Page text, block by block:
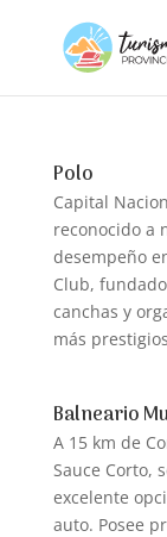
Polo
Capital
reconocido a
desempeño
Club,
canchas y
más
Balneario
A 15 km de
Sauce Corto,
excelente
auto. Posee